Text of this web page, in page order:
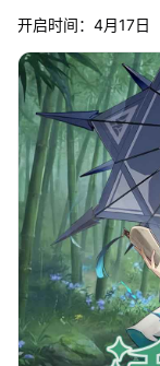
开启时间：4月17日